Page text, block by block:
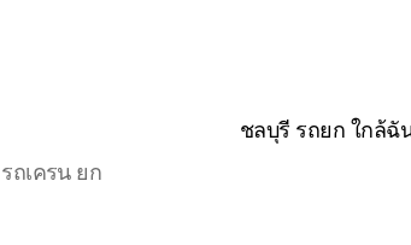
ถเครน ยก
ชลบุรี รถยก ใกล้ฉั